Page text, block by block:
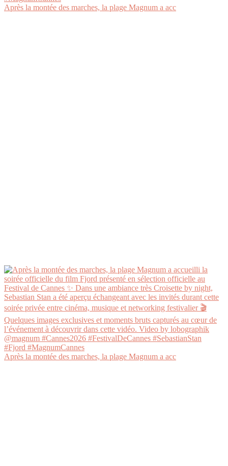
Après la montée des marches, la plage Magnum a acc
Après la montée des marches, la plage Magnum a acc